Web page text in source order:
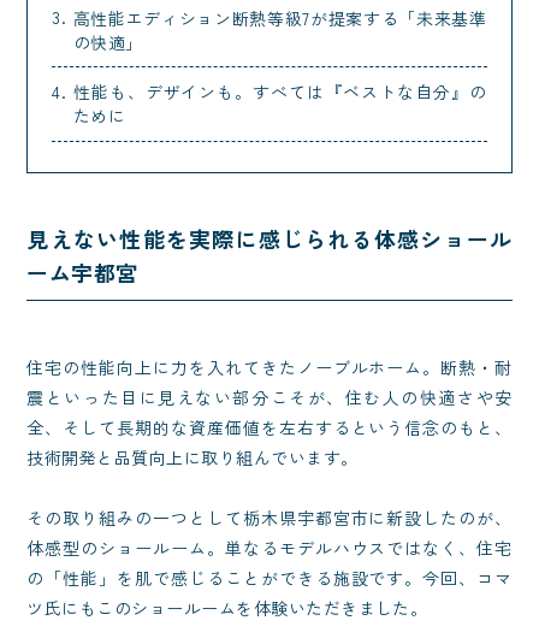
高性能エディション断熱等級7が提案する「未来基準
の快適」
性能も、デザインも。すべては『ベストな自分』の
ために
見えない性能を実際に感じられる体感ショール
ーム宇都宮
住宅の性能向上に力を入れてきたノーブルホーム。断熱・耐
震といった目に見えない部分こそが、住む人の快適さや安
全、そして長期的な資産価値を左右するという信念のもと、
技術開発と品質向上に取り組んでいます。
その取り組みの一つとして栃木県宇都宮市に新設したのが、
体感型のショールーム。単なるモデルハウスではなく、住宅
の「性能」を肌で感じることができる施設です。今回、コマ
ツ氏にもこのショールームを体験いただきました。